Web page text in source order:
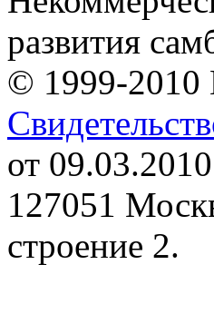
развития
© 1999-2010
от
127051
строение 2.